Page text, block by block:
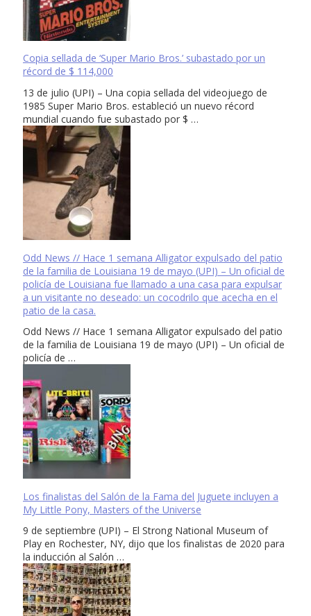
Copia sellada de ‘Super Mario Bros.’ subastado por un
récord de $ 114,000
13 de julio (UPI) – Una copia sellada del videojuego de
1985 Super Mario Bros. estableció un nuevo récord
mundial cuando fue subastado por $ …
Odd News // Hace 1 semana Alligator expulsado del patio
de la familia de Louisiana 19 de mayo (UPI) – Un oficial de
policía de Louisiana fue llamado a una casa para expulsar
a un visitante no deseado: un cocodrilo que acecha en el
patio de la casa.
Odd News // Hace 1 semana Alligator expulsado del patio
de la familia de Louisiana 19 de mayo (UPI) – Un oficial de
policía de …
Los finalistas del Salón de la Fama del Juguete incluyen a
My Little Pony, Masters of the Universe
9 de septiembre (UPI) – El Strong National Museum of
Play en Rochester, NY, dijo que los finalistas de 2020 para
la inducción al Salón …